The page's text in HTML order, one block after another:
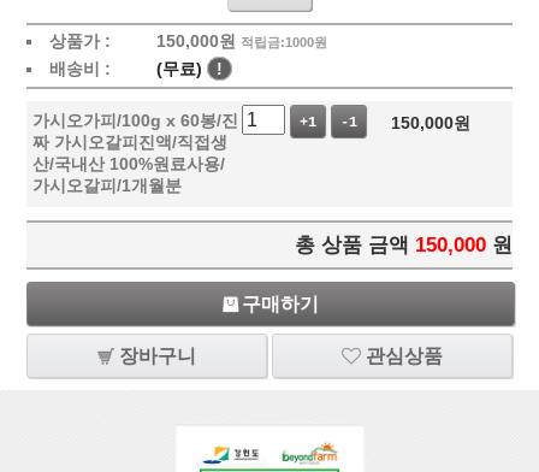
상품가 : 150,000원 적립금:1000원
배송비 : (무료) !
가시오가피/100g x 60봉/진
짜 가시오갈피진액/직접생
산/국내산 100%원료사용/
가시오갈피/1개월분
+1 -1 150,000원
총 상품 금액 150,000 원
구매하기
장바구니 관심상품